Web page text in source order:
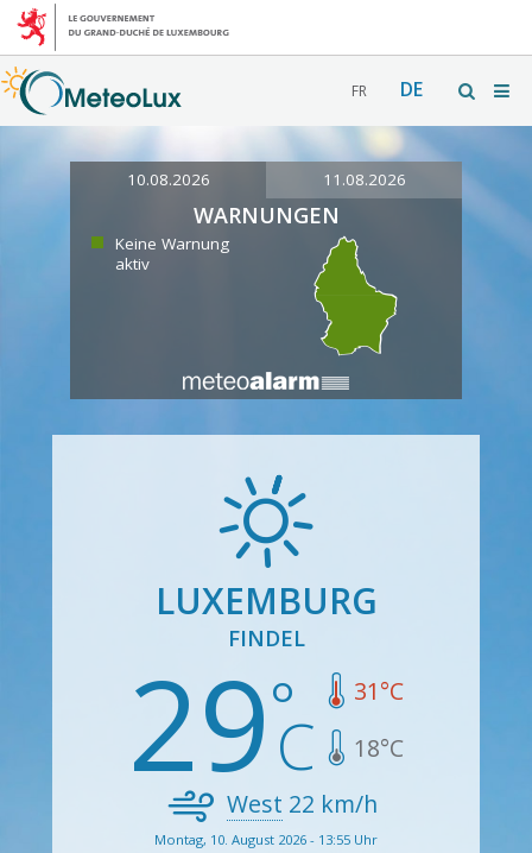
FR DE
10.08.2026 11.08.2026
WARNUNGEN
Keine Warnung
aktiv
LUXEMBURG
FINDEL
29 31°C
18°C
West 22 km/h
Montag, 10. August 2026 - 13:55 Uhr